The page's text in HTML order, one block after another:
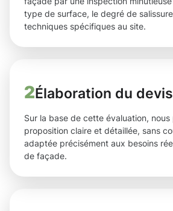
type de surface, le degré de
techniques spécifiques au site.
2Élaboration du devis
Sur la base de cette évaluation,
proposition claire et détaillée, sans
adaptée précisément aux besoins
de façade.